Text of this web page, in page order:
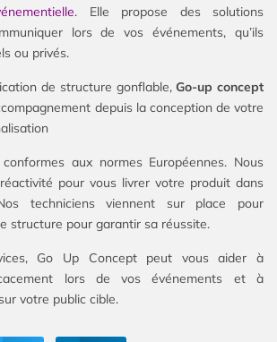
. Elle propose des solutions
lors de vos événements, qu’ils
ou privés.
de structure gonflable,Go-up concept
depuis la conception de votre
aux normes Européennes. Nous
pour vous livrer votre produit dans
techniciens viennent sur place pour
structure pour garantir sa réussite.
Go Up Concept peut vous aider à
lors de vos événements et à
votre public cible.